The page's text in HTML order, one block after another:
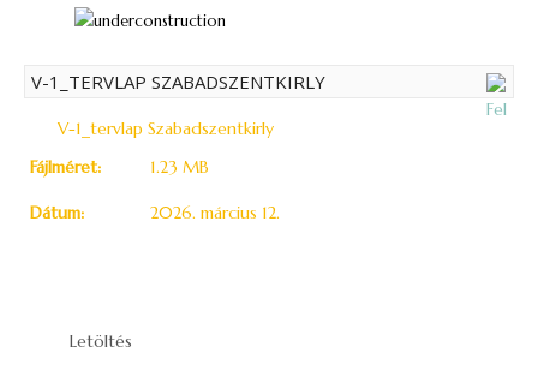
V-1_TERVLAP SZABADSZENTKIRLY
V-1_tervlap Szabadszentkirly
Fájlméret:
1.23 MB
Dátum: 2026. március 12.